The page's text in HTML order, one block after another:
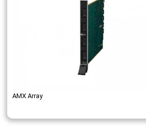
AMX Array